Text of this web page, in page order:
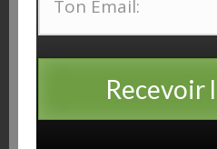
Recevoir